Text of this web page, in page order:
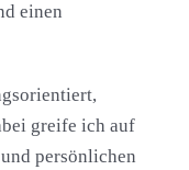
einen
greife ich auf
persönlichen